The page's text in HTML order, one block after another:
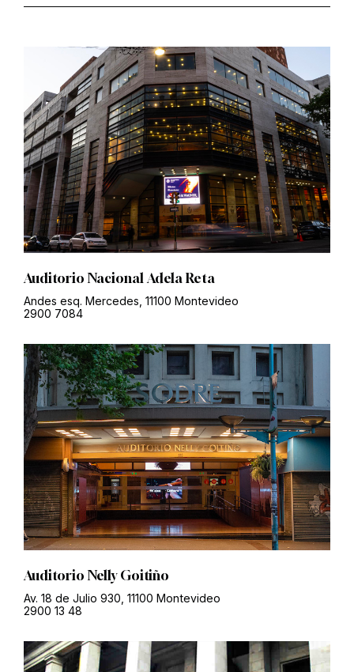
Auditorio Nacional Adela Reta
Andes esq. Mercedes, 11100 Montevideo
2900 7084
Auditorio Nelly Goitiño
Av. 18 de Julio 930, 11100 Montevideo
2900 13 48